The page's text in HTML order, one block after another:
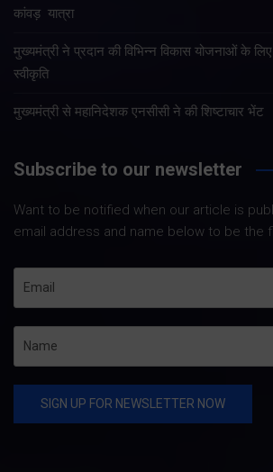
कांवड़ यात्रा
मुख्यमंत्री ने प्रदान की विभिन्न विकास योजनाओं के
स्वीकृति
मुख्यमंत्री से महानिदेशक एनसीसी ने की शिष्टाचार भेंट
Subscribe to our newsletter
Want to be notified when our article is
email address and name below to be the